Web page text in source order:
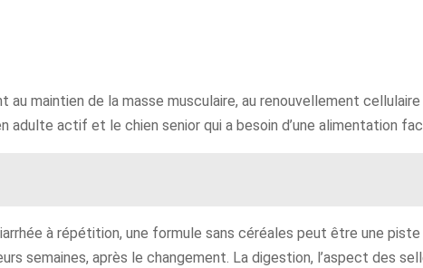
maintien de la masse musculaire, au renouvellement
actif et le chien senior qui a besoin d’une alimentation
à répétition, une formule sans céréales peut être une piste
semaines, après le changement. La digestion, l’aspect des